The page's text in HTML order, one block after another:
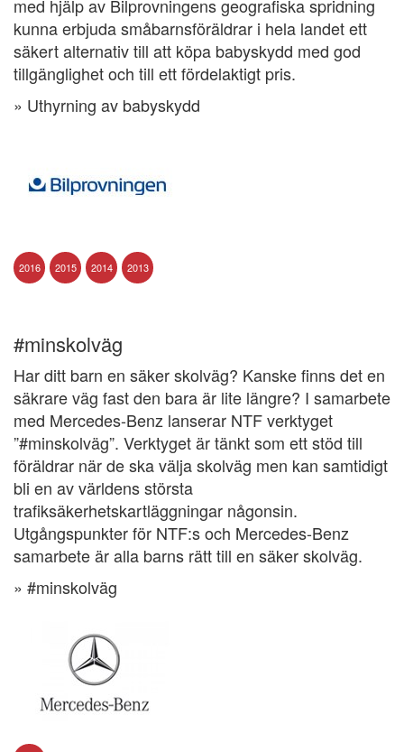
med hjälp av Bilprovningens geografiska spridning
kunna erbjuda småbarnsföräldrar i hela landet ett
säkert alternativ till att köpa babyskydd med god
tillgänglighet och till ett fördelaktigt pris.
» Uthyrning av babyskydd
2016 2015 2014 2013
#minskolväg
Har ditt barn en säker skolväg? Kanske finns det en
säkrare väg fast den bara är lite längre? I samarbete
med Mercedes-Benz lanserar NTF verktyget
”#minskolväg”. Verktyget är tänkt som ett stöd till
föräldrar när de ska välja skolväg men kan samtidigt
bli en av världens största
trafiksäkerhetskartläggningar någonsin.
Utgångspunkter för NTF:s och Mercedes-Benz
samarbete är alla barns rätt till en säker skolväg.
» #minskolväg